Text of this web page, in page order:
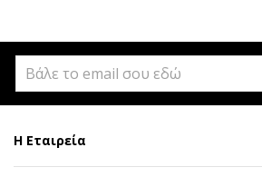
Η Εταιρεία